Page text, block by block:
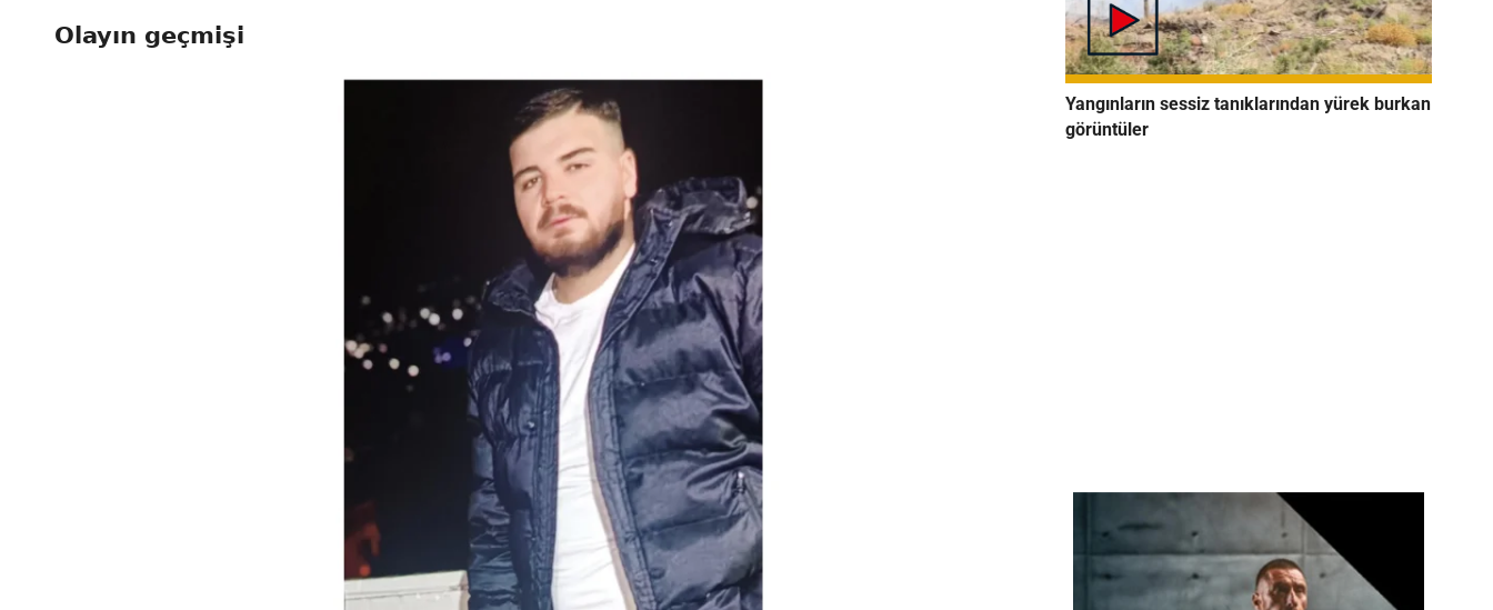
Olayın geçmişi
Yangınların sessiz tanıklarından yürek burkan
görüntüler